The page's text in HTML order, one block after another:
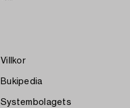
Villkor
Bukipedia
Systembolagets